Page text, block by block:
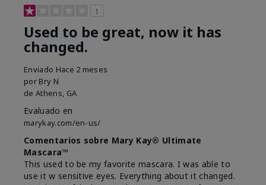
1
Used to be great, now it has
changed.
Enviado Hace 2 meses
por Bry N
de Athens, GA
Evaluado en
marykay.com/en-us/
Comentarios sobre Mary Kay® Ultimate
Mascara™
This used to be my favorite mascara. I was able to
use it w sensitive eyes. Everything about it changed.